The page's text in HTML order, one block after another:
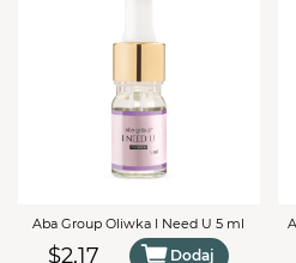
Aba Group Oliwka I Need U 5 ml
$2,17 Dodaj